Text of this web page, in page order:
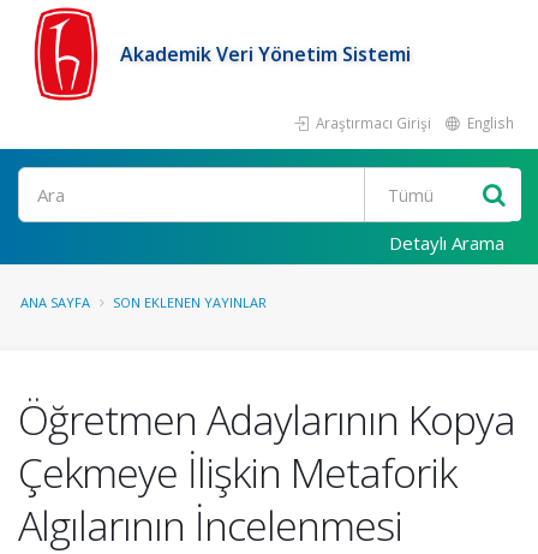
Akademik Veri Yönetim Sistemi
Araştırmacı Girişi English
Ara
Detaylı Arama
ANA SAYFA SON EKLENEN YAYINLAR
Öğretmen Adaylarının Kopya
Çekmeye İlişkin Metaforik
Algılarının İncelenmesi